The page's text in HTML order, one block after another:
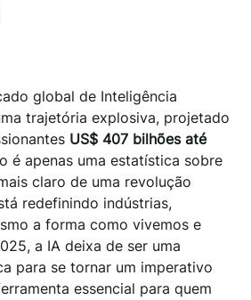
global de Inteligência
trajetória explosiva, projetado
US$ 407 bilhões até
é apenas uma estatística sobre
claro de uma revolução
redefinindo indústrias,
a forma como vivemos e
a IA deixa de ser uma
para se tornar um imperativo
essencial para quem